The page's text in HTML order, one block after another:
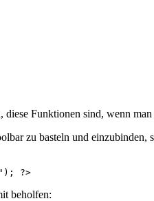
Funktionen sind, wenn
zu basteln und einzubinden,
?>
beholfen: